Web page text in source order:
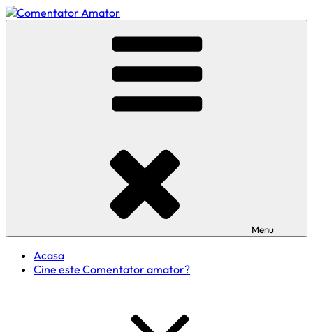
Skip
to
Menu
Acasa
Cine este Comentator amator?